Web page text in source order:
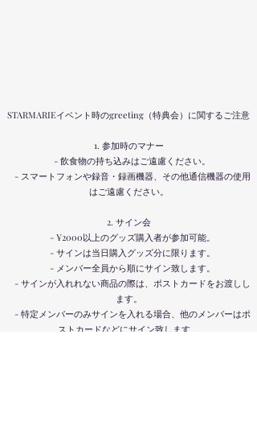
STARMARIEイベント時のgreeting（特典会）に関するご注意
1. 参加時のマナー
- 飲食物の持ち込みはご遠慮ください。
- スマートフォンや録音・録画機器、その他通信機器の使用
はご遠慮ください。
2. サイン会
- ¥2000以上のグッズ購入者が参加可能。
- サインは当日購入グッズ分に限ります。
- メンバー全員から順にサイン致します。
- サインが入れれない商品の際は、ポストカードをお渡しし
ます。
- 特定メンバーのみサインを入れる場合、他のメンバーはポ
ストカードなどにサイン致します。